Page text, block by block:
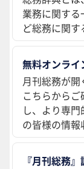
業務に関す
ど総務に関す
無料オンライ
月刊総務が
こちらから
し、より専
の皆様の情報
『月刊総務